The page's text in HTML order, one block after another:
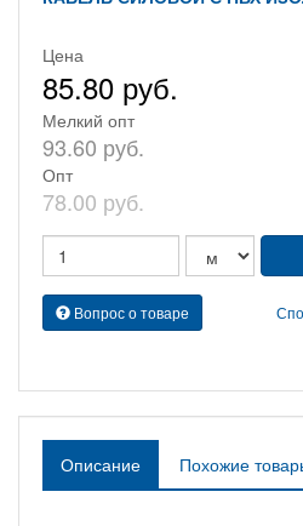
Цена
85.80 руб.
Мелкий опт
93.60 руб.
Опт
78.00 руб.
Вопрос о товаре
Описание Похожие